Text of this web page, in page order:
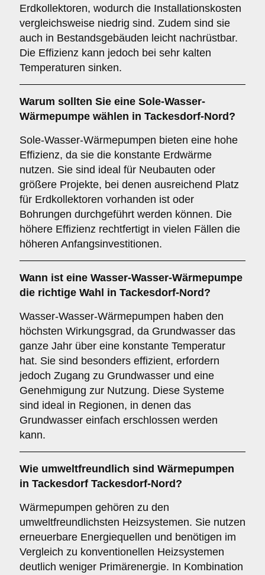
Erdkollektoren, wodurch die Installationskosten
vergleichsweise niedrig sind. Zudem sind sie
auch in Bestandsgebäuden leicht nachrüstbar.
Die Effizienz kann jedoch bei sehr kalten
Temperaturen sinken.
Warum sollten Sie eine Sole-Wasser-
Wärmepumpe wählen in Tackesdorf-Nord?
Sole-Wasser-Wärmepumpen bieten eine hohe
Effizienz, da sie die konstante Erdwärme
nutzen. Sie sind ideal für Neubauten oder
größere Projekte, bei denen ausreichend Platz
für Erdkollektoren vorhanden ist oder
Bohrungen durchgeführt werden können. Die
höhere Effizienz rechtfertigt in vielen Fällen die
höheren Anfangsinvestitionen.
Wann ist eine Wasser-Wasser-Wärmepumpe
die richtige Wahl in Tackesdorf-Nord?
Wasser-Wasser-Wärmepumpen haben den
höchsten Wirkungsgrad, da Grundwasser das
ganze Jahr über eine konstante Temperatur
hat. Sie sind besonders effizient, erfordern
jedoch Zugang zu Grundwasser und eine
Genehmigung zur Nutzung. Diese Systeme
sind ideal in Regionen, in denen das
Grundwasser einfach erschlossen werden
kann.
Wie umweltfreundlich sind Wärmepumpen
in Tackesdorf Tackesdorf-Nord?
Wärmepumpen gehören zu den
umweltfreundlichsten Heizsystemen. Sie nutzen
erneuerbare Energiequellen und benötigen im
Vergleich zu konventionellen Heizsystemen
deutlich weniger Primärenergie. In Kombination